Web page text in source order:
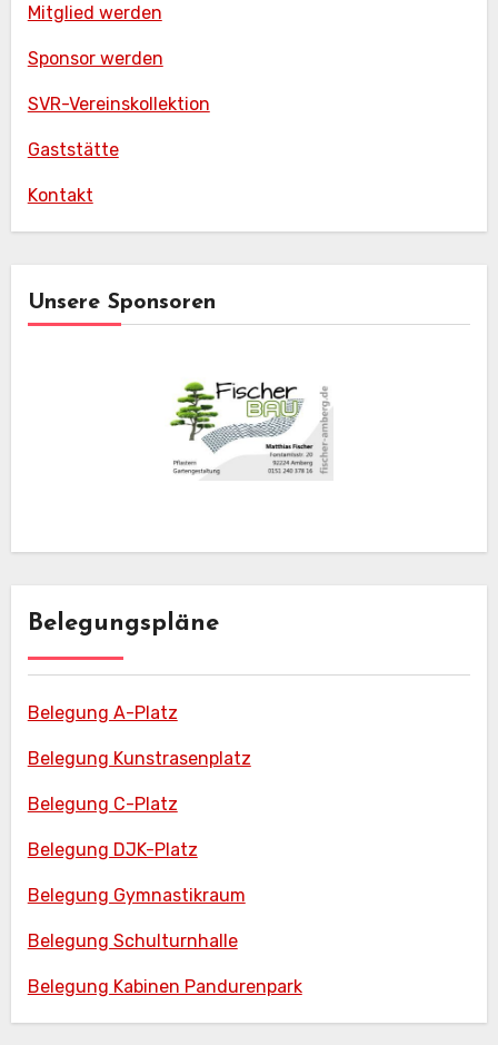
Mitglied werden
Sponsor werden
SVR-Vereinskollektion
Gaststätte
Kontakt
Unsere Sponsoren
Belegungspläne
Belegung A-Platz
Belegung Kunstrasenplatz
Belegung C-Platz
Belegung DJK-Platz
Belegung Gymnastikraum
Belegung Schulturnhalle
Belegung Kabinen Pandurenpark